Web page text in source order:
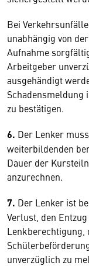
Bei
unabhängig von
Aufnahme
Arbeitgeber
ausgehändigt
Schadensmeldung
zu bestätigen.
6. Der Lenker
weiterbildenden
Dauer der
anzurechnen.
7. Der Lenker ist
Verlust, den
Lenkberechtigung,
unverzüglich zu